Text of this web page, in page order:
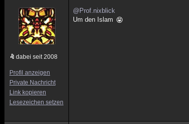
dabei seit 2008
Profil anzeigen
Private Nachricht
Link kopieren
Lesezeichen setzen
@Prof.nixblick
Um den Islam